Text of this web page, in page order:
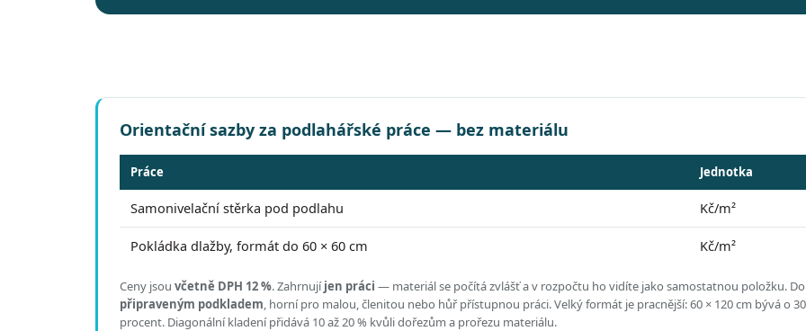
Orientační sazby za podlahářské práce — bez materiálu
Práce Jednotka
Samonivelační stěrka pod podlahu Kč/m²
Pokládka dlažby, formát do 60 × 60 cm Kč/m²
Ceny jsou včetně DPH 12 %.Zahrnujíjen práci — materiál se počítá zvlášť a v rozpočtu ho vidíte jako samostatnou položku.
připraveným podkladem, horní pro malou, členitou nebo hůř přístupnou práci.Velký formát je pracnější: 60 × 120 cm bývá o
procent. Diagonální kladení přidává 10 až 20 % kvůli dořezům a prořezu materiálu.